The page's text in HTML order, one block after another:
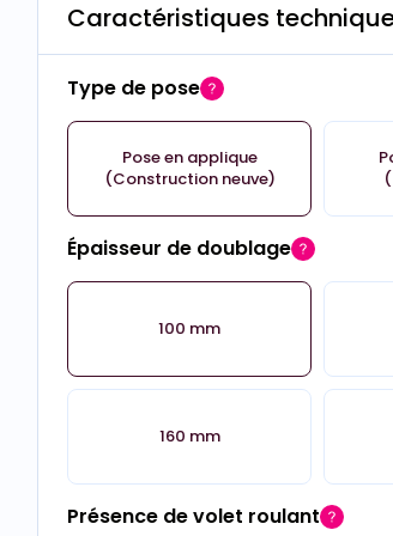
Caractéristiques
Type de pose
Pose en applique
(Construction neuve)
Épaisseur de doublage
100 mm
160 mm
Présence de volet roulant